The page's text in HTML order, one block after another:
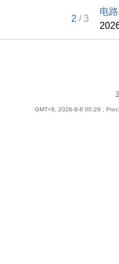
2 / 3
GMT+8, 2026-8-8 00:29 ,